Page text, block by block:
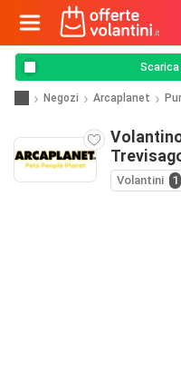
Negozi Arcaplanet
Volantini 1